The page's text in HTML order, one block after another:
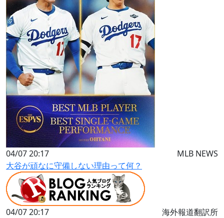
04/07 20:17
MLB NEWS
大谷が頑なに守備しない理由って何？
04/07 20:17
海外報道翻訳所